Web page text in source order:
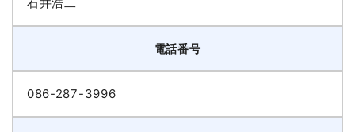
石井浩二
電話番号
086-287-3996